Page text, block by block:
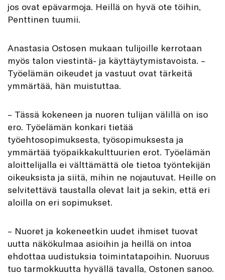
jos ovat epävarmoja. Heillä on hyvä ote töihin,
Penttinen tuumii.
Anastasia Ostosen mukaan tulijoille kerrotaan
myös talon viestintä- ja käyttäytymistavoista. –
Työelämän oikeudet ja vastuut ovat tärkeitä
ymmärtää, hän muistuttaa.
– Tässä kokeneen ja nuoren tulijan välillä on iso
ero. Työelämän konkari tietää
työehtosopimuksesta, työsopimuksesta ja
ymmärtää työpaikkakulttuurien erot. Työelämän
aloittelijalla ei välttämättä ole tietoa työntekijän
oikeuksista ja siitä, mihin ne nojautuvat. Heille on
selvitettävä taustalla olevat lait ja sekin, että eri
aloilla on eri sopimukset.
– Nuoret ja kokeneetkin uudet ihmiset tuovat
uutta näkökulmaa asioihin ja heillä on intoa
ehdottaa uudistuksia toimintatapoihin. Nuoruus
tuo tarmokkuutta hyvällä tavalla, Ostonen sanoo.